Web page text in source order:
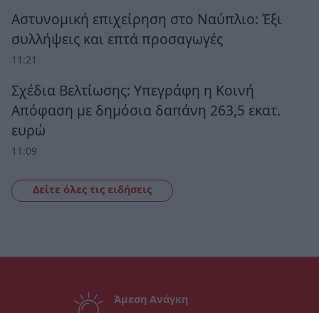
Αστυνομική επιχείρηση στο Ναύπλιο: Έξι
συλλήψεις και επτά προσαγωγές
11:21
Σχέδια Βελτίωσης: Υπεγράφη η Κοινή
Απόφαση με δημόσια δαπάνη 263,5 εκατ.
ευρώ
11:09
Δείτε όλες τις ειδήσεις
Άμεση Ανάγκη